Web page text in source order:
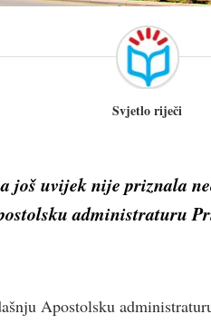
Svjetlo riječi
još uvijek nije priznala
administraturu
Apostolsku